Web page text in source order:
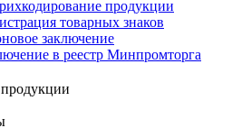
продукции
товарных знаков
заключение
в реестр Минпромторга